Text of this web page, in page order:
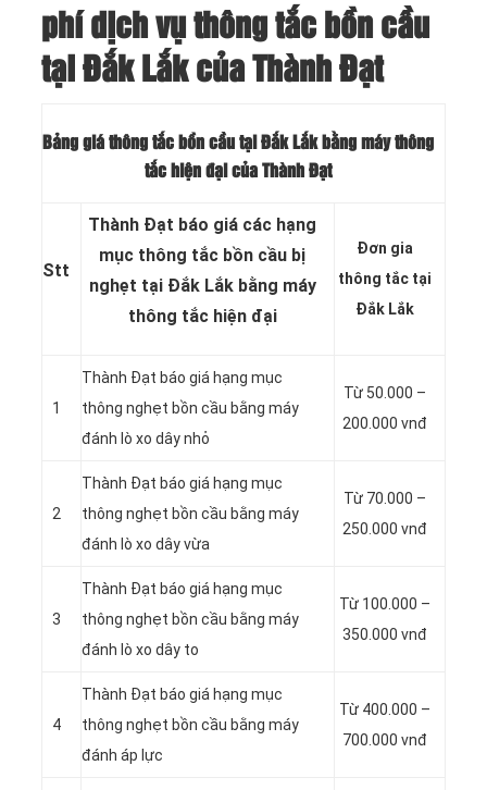
phí dịch vụ thông tắc bồn cầu
tại Đắk Lắk của Thành Đạt
Bảng giá thông tắc bồn cầu tại Đắk Lắk bằng máy thông
tắc hiện đại của Thành Đạt
Stt
Thành Đạt báo giá các hạng
mục thông tắc bồn cầu bị
nghẹt tại Đắk Lắk bằng máy
thông tắc hiện đại
Đơn gia
thông tắc tại
Đắk Lắk
1
Thành Đạt báo giá hạng mục
thông nghẹt bồn cầu bằng máy
đánh lò xo dây nhỏ
Từ 50.000 –
200.000 vnđ
2
Thành Đạt báo giá hạng mục
thông nghẹt bồn cầu bằng máy
đánh lò xo dây vừa
Từ 70.000 –
250.000 vnđ
3
Thành Đạt báo giá hạng mục
thông nghẹt bồn cầu bằng máy
đánh lò xo dây to
Từ 100.000 –
350.000 vnđ
4
Thành Đạt báo giá hạng mục
thông nghẹt bồn cầu bằng máy
đánh áp lực
Từ 400.000 –
700.000 vnđ